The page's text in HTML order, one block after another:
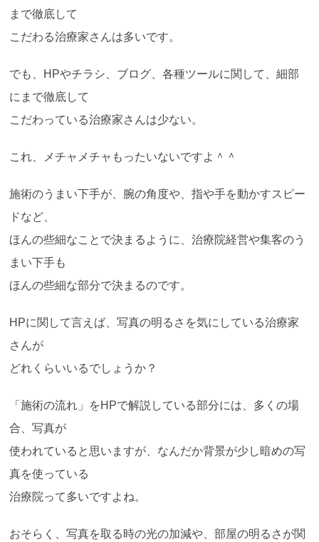
まで徹底して
こだわる治療家さんは多いです。
でも、HPやチラシ、ブログ、各種ツールに関して、細部
にまで徹底して
こだわっている治療家さんは少ない。
これ、メチャメチャもったいないですよ＾＾
施術のうまい下手が、腕の角度や、指や手を動かすスピー
ドなど、
ほんの些細なことで決まるように、治療院経営や集客のう
まい下手も
ほんの些細な部分で決まるのです。
HPに関して言えば、写真の明るさを気にしている治療家
さんが
どれくらいいるでしょうか？
「施術の流れ」をHPで解説している部分には、多くの場
合、写真が
使われていると思いますが、なんだか背景が少し暗めの写
真を使っている
治療院って多いですよね。
おそらく、写真を取る時の光の加減や、部屋の明るさが関